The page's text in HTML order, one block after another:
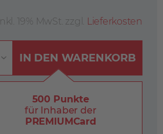
inkl. 19% MwSt. zzgl. Lieferkosten
IN DEN WARENKORB
500 Punkte
für Inhaber der
PREMIUMCard